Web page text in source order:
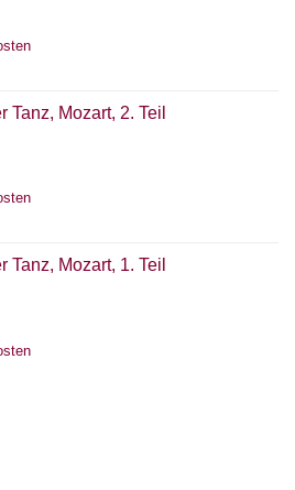
Tanz, Mozart, 2. Teil
Tanz, Mozart, 1. Teil